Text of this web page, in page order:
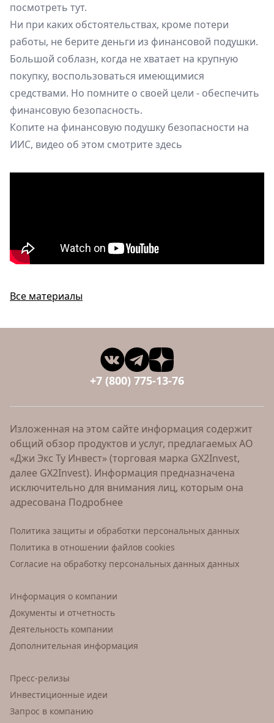
посмотреть тут.
Ни при каких обстоятельствах, кроме потери
работы, не берите деньги из финансовой подушки.
Большой соблазн, когда не хватает на крупную
покупку, воспользоваться имеющимися
средствами. Но помните о своей цели - обеспечить
финансовую безопасность.
Копите на финансовую подушку безопасности на
ИИС, видео об этом смотрите здесь
Все материалы
+7 (800) 775-13-76
Изложенная на этом сайте информация содержит
общий обзор продуктов и услуг, предлагаемых АО
«Джи Экс Ту Инвест» (торговая марка GX2Invest,
далее GX2Invest). Информация предназначена
исключительно для внимания лиц, которым она
адресована Подробнее
Политика защиты и обработки персональных данных
Политика в отношении файлов cookies
Согласие на обработку персональных данных данных
Информация о компании
Документы и отчетность
Деятельность компании
Дополнительная информация
Пресс-релизы
Инвестиционные идеи
Запрос в компанию